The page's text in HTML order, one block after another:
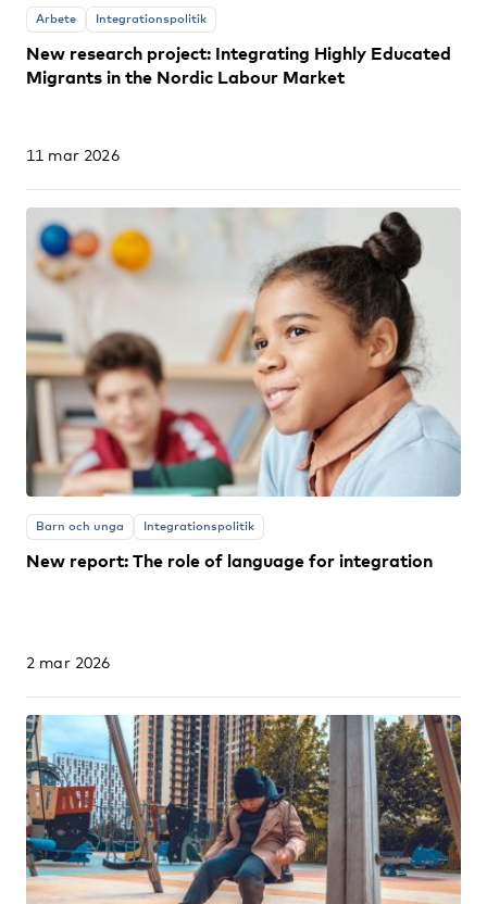
Arbete Integrationspolitik
New research project: Integrating Highly Educated
Migrants in the Nordic Labour Market
11 mar 2026
Barn och unga Integrationspolitik
New report: The role of language for integration
2 mar 2026